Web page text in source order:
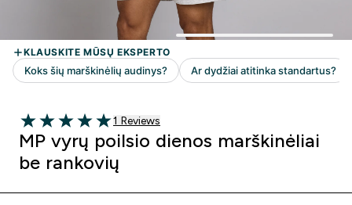
5 out of 5 stars
1 customer reviews
1 Reviews
MP vyrų poilsio dienos marškinėliai
be rankovių